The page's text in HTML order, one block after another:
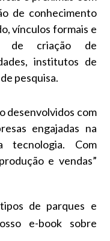
de conhecimento
vínculos formais e
de criação de
institutos de
pesquisa.
desenvolvidos com
engajadas na
tecnologia. Com
e vendas”
de parques e
e-book sobre